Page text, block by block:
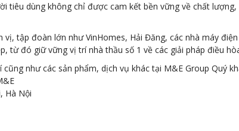
tiêu dùng không chỉ được cam kết bền vững về chất
vị, tập đoàn lớn như VinHomes, Hải Đăng, các nhà máy
từ đó giữ vững vị trí nhà thầu số 1 về các giải pháp điều
như các sản phẩm, dịch vụ khác tại M&E Group Quý
Hà Nội